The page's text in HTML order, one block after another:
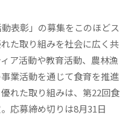
表彰」の募集をこのほどス
た取り組みを社会に広く共
ア活動や教育活動、農林漁
業活動を通じて食育を推進
れた取り組みは、第22回食
応募締め切りは8月31日